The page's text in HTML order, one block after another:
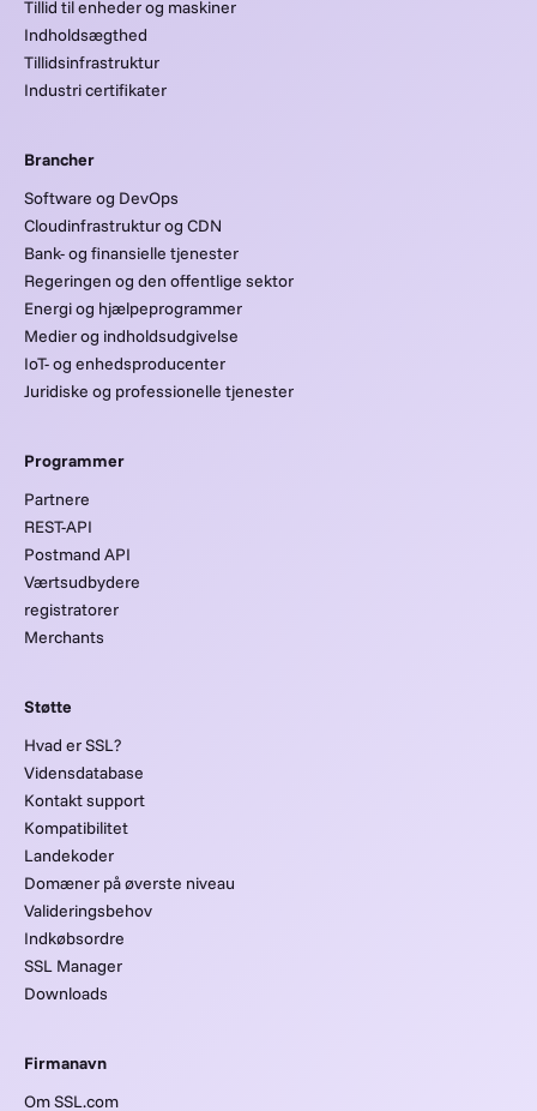
Tillid til enheder og maskiner
Indholdsægthed
Tillidsinfrastruktur
Industri certifikater
Brancher
Software og DevOps
Cloudinfrastruktur og CDN
Bank- og finansielle tjenester
Regeringen og den offentlige sektor
Energi og hjælpeprogrammer
Medier og indholdsudgivelse
IoT- og enhedsproducenter
Juridiske og professionelle tjenester
Programmer
Partnere
REST-API
Postmand API
Værtsudbydere
registratorer
Merchants
Støtte
Hvad er SSL?
Vidensdatabase
Kontakt support
Kompatibilitet
Landekoder
Domæner på øverste niveau
Valideringsbehov
Indkøbsordre
SSL Manager
Downloads
Firmanavn
Om SSL.com